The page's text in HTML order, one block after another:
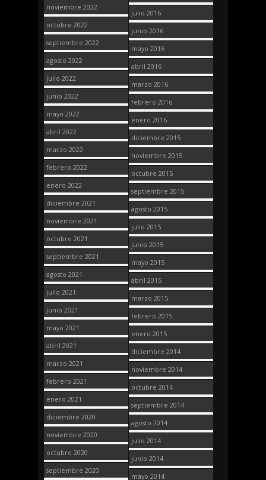
noviembre 2022
octubre 2022
septiembre 2022
agosto 2022
julio 2022
junio 2022
mayo 2022
abril 2022
marzo 2022
febrero 2022
enero 2022
diciembre 2021
noviembre 2021
octubre 2021
septiembre 2021
agosto 2021
julio 2021
junio 2021
mayo 2021
abril 2021
marzo 2021
febrero 2021
enero 2021
diciembre 2020
noviembre 2020
octubre 2020
septiembre 2020
julio 2016
junio 2016
mayo 2016
abril 2016
marzo 2016
febrero 2016
enero 2016
diciembre 2015
noviembre 2015
octubre 2015
septiembre 2015
agosto 2015
julio 2015
junio 2015
mayo 2015
abril 2015
marzo 2015
febrero 2015
enero 2015
diciembre 2014
noviembre 2014
octubre 2014
septiembre 2014
agosto 2014
julio 2014
junio 2014
mayo 2014